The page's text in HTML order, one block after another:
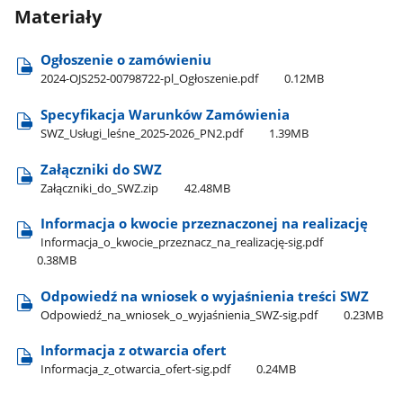
Materiały
Ogłoszenie o zamówieniu
2024-OJS252-00798722-pl​_Ogłoszenie.pdf 0.12MB
Specyfikacja Warunków Zamówienia
SWZ​_Usługi​_leśne​_2025-2026​_PN2.pdf 1.39MB
Załączniki do SWZ
Załączniki​_do​_SWZ.zip 42.48MB
Informacja o kwocie przeznaczonej na realizację
Informacja​_o​_kwocie​_przeznacz​_na​_realizację-sig.pdf
0.38MB
Odpowiedź na wniosek o wyjaśnienia treści SWZ
Odpowiedź​_na​_wniosek​_o​_wyjaśnienia​_SWZ-sig.pdf 0.23MB
Informacja z otwarcia ofert
Informacja​_z​_otwarcia​_ofert-sig.pdf 0.24MB